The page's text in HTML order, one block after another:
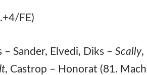
FE)
– Sander, Elvedi, Diks –Scally,
, Castrop – Honorat (81.